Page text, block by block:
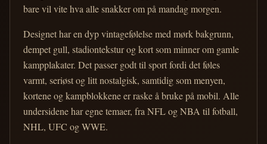
bare vil vite hva alle snakker om på mandag morgen.
Designet har en dyp vintagefølelse med mørk bakgrunn,
dempet gull, stadiontekstur og kort som minner om gamle
kampplakater. Det passer godt til sport fordi det føles
varmt, seriøst og litt nostalgisk, samtidig som menyen,
kortene og kampblokkene er raske å bruke på mobil. Alle
undersidene har egne temaer, fra NFL og NBA til fotball,
NHL, UFC og WWE.